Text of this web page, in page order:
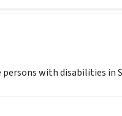
with disabilities in